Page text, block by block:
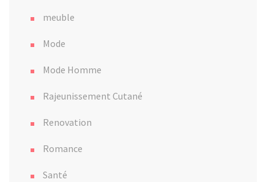
meuble
Mode
Mode Homme
Rajeunissement Cutané
Renovation
Romance
Santé